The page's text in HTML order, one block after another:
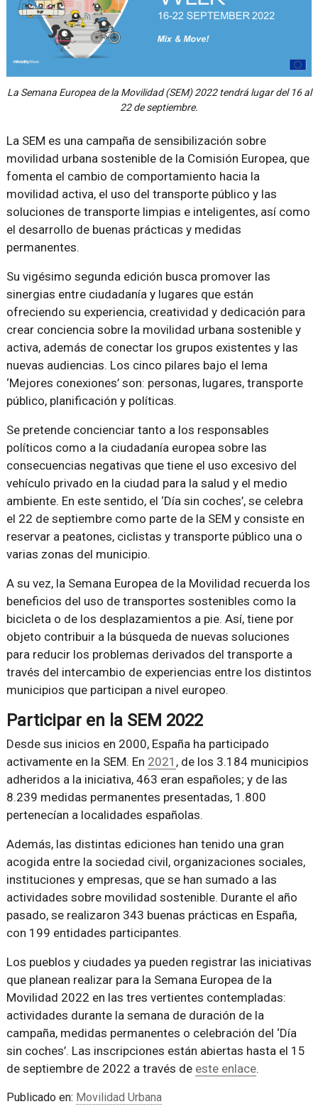
La Semana Europea de la Movilidad (SEM) 2022 tendrá lugar del 16 al
22 de septiembre.
La SEM es una campaña de sensibilización sobre
movilidad urbana sostenible de la Comisión Europea, que
fomenta el cambio de comportamiento hacia la
movilidad activa, el uso del transporte público y las
soluciones de transporte limpias e inteligentes, así como
el desarrollo de buenas prácticas y medidas
permanentes.
Su vigésimo segunda edición busca promover las
sinergias entre ciudadanía y lugares que están
ofreciendo su experiencia, creatividad y dedicación para
crear conciencia sobre la movilidad urbana sostenible y
activa, además de conectar los grupos existentes y las
nuevas audiencias. Los cinco pilares bajo el lema
‘Mejores conexiones’ son: personas, lugares, transporte
público, planificación y políticas.
Se pretende concienciar tanto a los responsables
políticos como a la ciudadanía europea sobre las
consecuencias negativas que tiene el uso excesivo del
vehículo privado en la ciudad para la salud y el medio
ambiente. En este sentido, el ‘Día sin coches’, se celebra
el 22 de septiembre como parte de la SEM y consiste en
reservar a peatones, ciclistas y transporte público una o
varias zonas del municipio.
A su vez, la Semana Europea de la Movilidad recuerda los
beneficios del uso de transportes sostenibles como la
bicicleta o de los desplazamientos a pie. Así, tiene por
objeto contribuir a la búsqueda de nuevas soluciones
para reducir los problemas derivados del transporte a
través del intercambio de experiencias entre los distintos
municipios que participan a nivel europeo.
Participar en la SEM 2022
Desde sus inicios en 2000, España ha participado
activamente en la SEM. En 2021 , de los 3.184 municipios
adheridos a la iniciativa, 463 eran españoles; y de las
8.239 medidas permanentes presentadas, 1.800
pertenecían a localidades españolas.
Además, las distintas ediciones han tenido una gran
acogida entre la sociedad civil, organizaciones sociales,
instituciones y empresas, que se han sumado a las
actividades sobre movilidad sostenible. Durante el año
pasado, se realizaron 343 buenas prácticas en España,
con 199 entidades participantes.
Los pueblos y ciudades ya pueden registrar las iniciativas
que planean realizar para la Semana Europea de la
Movilidad 2022 en las tres vertientes contempladas:
actividades durante la semana de duración de la
campaña, medidas permanentes o celebración del ‘Día
sin coches’. Las inscripciones están abiertas hasta el 15
de septiembre de 2022 a través de este enlace.
Publicado en: Movilidad Urbana